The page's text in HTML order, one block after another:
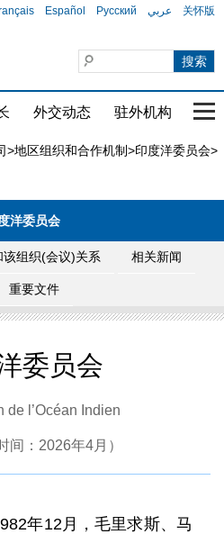
Español Русский عربي 关怀版
外交动态 驻外机构 国
>地区组织和合作机制>印度洋委员会>
洋委员会
该组织(会议)关系 相关新闻
重要文件
委员会
de l’Océan Indien
间：2026年4月）
年12月，毛里求斯、马